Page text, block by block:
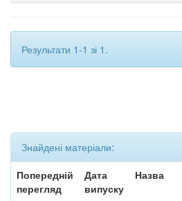
Результати 1-1 зі 1.
Знайдені матеріали:
Попередній
перегляд
Дата
випуску
Назва